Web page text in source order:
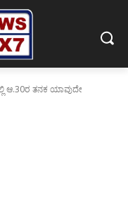
ಆ.30ರ ತನಕ ಯಾವುದೇ